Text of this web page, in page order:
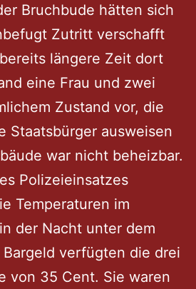
Bruchbude hätten sich
Zutritt verschafft
längere Zeit dort
eine Frau und zwei
Zustand vor, die
Staatsbürger ausweisen
war nicht beheizbar.
Polizeieinsatzes
Temperaturen im
der Nacht unter dem
verfügten die drei
von 35 Cent. Sie waren